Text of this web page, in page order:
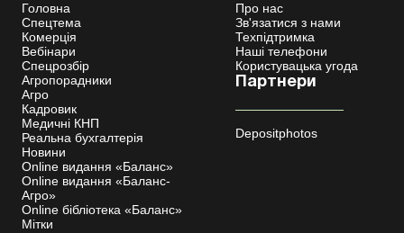
Головна
Спецтема
Комерція
Вебінари
Спецрозбір
Агропорадники
Агро
Кадровик
Медичні КНП
Реальна бухгалтерія
Новини
Online видання «Баланс»
Online видання «Баланс-
Агро»
Online бібліотека «Баланс»
Мітки
Про нас
Зв'язатися з нами
Техпідтримка
Наші телефони
Користувацька угода
Партнери
Depositphotos